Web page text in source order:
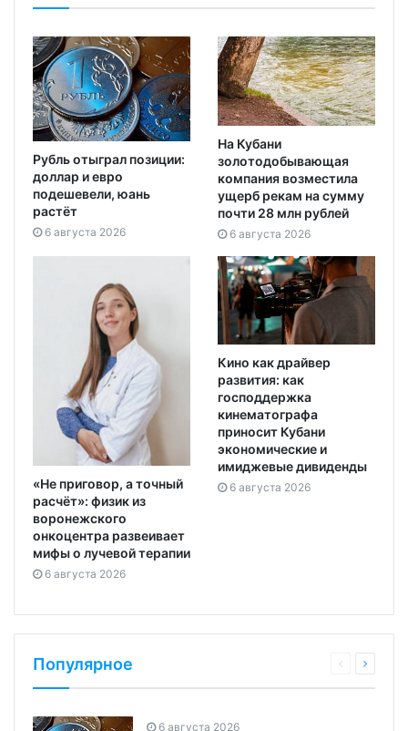
Рубль отыграл позиции:
доллар и евро
подешевели, юань
растёт
6 августа 2026
На Кубани
золотодобывающая
компания возместила
ущерб рекам на сумму
почти 28 млн рублей
6 августа 2026
«Не приговор, а точный
расчёт»: физик из
воронежского
онкоцентра развеивает
мифы о лучевой терапии
6 августа 2026
Кино как драйвер
развития: как
господдержка
кинематографа
приносит Кубани
экономические и
имиджевые дивиденды
6 августа 2026
Популярное
6 августа 2026